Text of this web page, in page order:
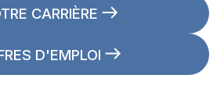
CARRIÈRE
D'EMPLOI